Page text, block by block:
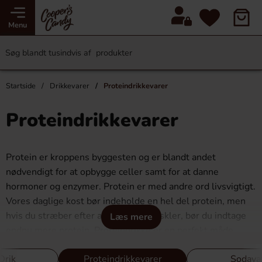
Menu
Startside Drikkevarer Proteindrikkevarer
Proteindrikkevarer
Læs mere
Protein er kroppens byggesten og er blandt andet
nødvendigt for at opbygge celler samt for at danne
hormoner og enzymer. Protein er med andre ord livsvigtigt.
Vores daglige kost bør indeholde en hel del protein, men
hvis du stræber efter at opbygge muskler, bør du indtage
endnu mere protein. Proteindrikke er en perfekt måde
Proteindrikkevarer